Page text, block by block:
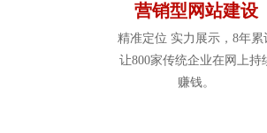
营销型网站建设
精准定位 实力展示，8年累
让800家传统企业在网上持
赚钱。